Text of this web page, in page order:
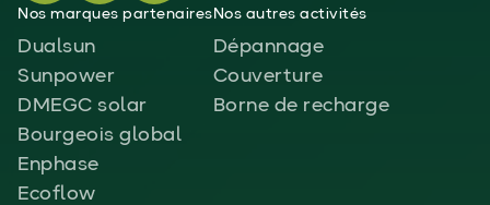
Nos marques partenaires
Dualsun
Sunpower
DMEGC solar
Bourgeois global
Enphase
Ecoflow
Nos autres activités
Dépannage
Couverture
Borne de recharge